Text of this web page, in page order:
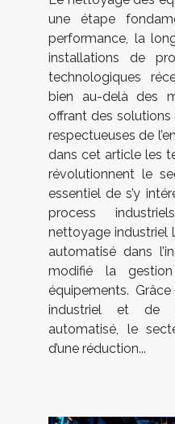
une étape
performance, la
installations de
technologiques
bien au-delà des
offrant des
respectueuses de
dans cet article les
révolutionnent le
essentiel de s’y
process
nettoyage industriel
automatisé dans
modifié la
équipements.
industriel et de
automatisé, le
d’une réduction...